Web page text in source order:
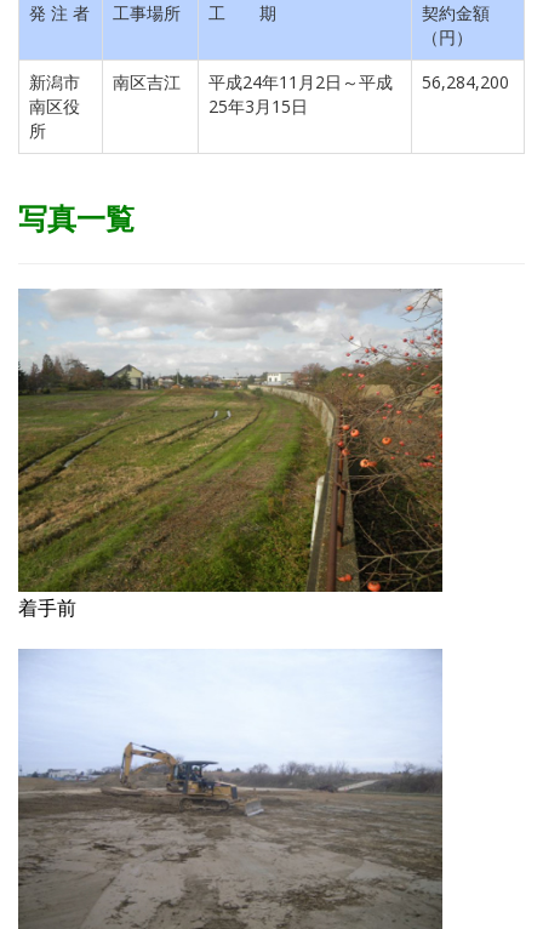
発 注 者 工事場所 工 期
契約金額
（円）
新潟市
南区役
所
南区吉江
平成24年11月2日～平成
25年3月15日
56,284,200
写真一覧
着手前